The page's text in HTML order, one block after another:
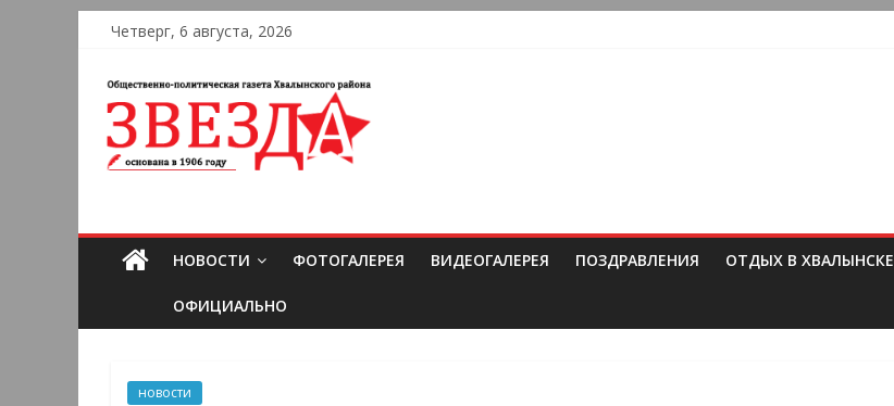
Четверг, 6 августа, 2026
НОВОСТИ ФОТОГАЛЕРЕЯ ВИДЕОГАЛЕРЕЯ ПОЗДРАВЛЕНИЯ ОТДЫХ В ХВАЛЫНСКЕ
ОФИЦИАЛЬНО
новости